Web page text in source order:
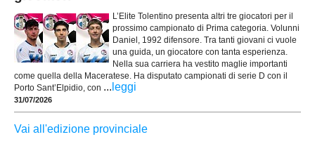
L’Elite Tolentino presenta altri tre giocatori per il
prossimo campionato di Prima categoria. Volunni
Daniel, 1992 difensore. Tra tanti giovani ci vuole
una guida, un giocatore con tanta esperienza.
Nella sua carriera ha vestito maglie importanti
come quella della Maceratese. Ha disputato campionati di serie D con il
Porto Sant’Elpidio, con ... leggi
31/07/2026
Vai all'edizione provinciale